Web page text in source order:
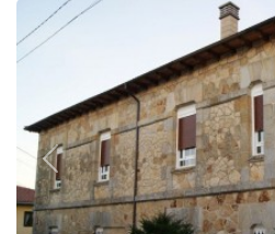
Anterior